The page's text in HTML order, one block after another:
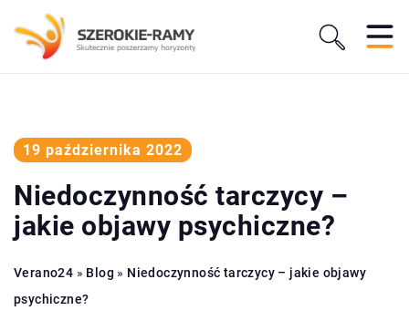
19 października 2022
Niedoczynność tarczycy –
jakie objawy psychiczne?
Verano24 » Blog » Niedoczynność tarczycy – jakie objawy
psychiczne?